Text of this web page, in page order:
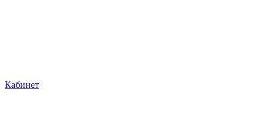
Кабинет